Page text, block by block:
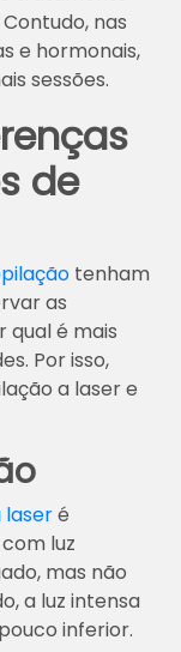
nas
e hormonais,
sessões.
de
tenham
as
qual é mais
Por isso,
a laser e
laseré
luz
mas não
a luz intensa
inferior.